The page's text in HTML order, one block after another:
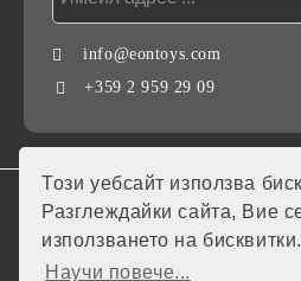
Този уебсайт използва
Разглеждайки сайта, Вие
използването на бисквитки.
Научи повече...
info@eontoys.com
+359 2 959 29 09
GDPR
Нашият онлайн магазин е